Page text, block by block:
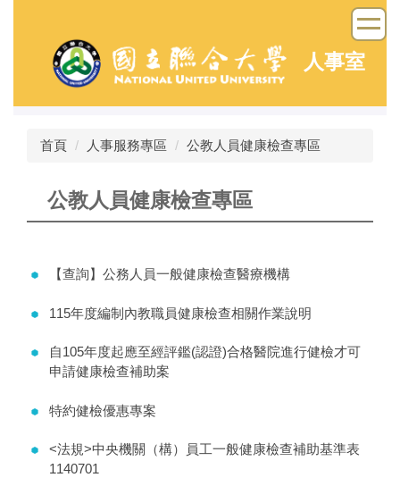
容
人事室
首頁 人事服務專區 公教人員健康檢查專區
公教人員健康檢查專區
【查詢】公務人員一般健康檢查醫療機構
115年度編制內教職員健康檢查相關作業說明
自105年度起應至經評鑑(認證)合格醫院進行健檢才可
申請健康檢查補助案
特約健檢優惠專案
<法規>中央機關（構）員工一般健康檢查補助基準表
1140701